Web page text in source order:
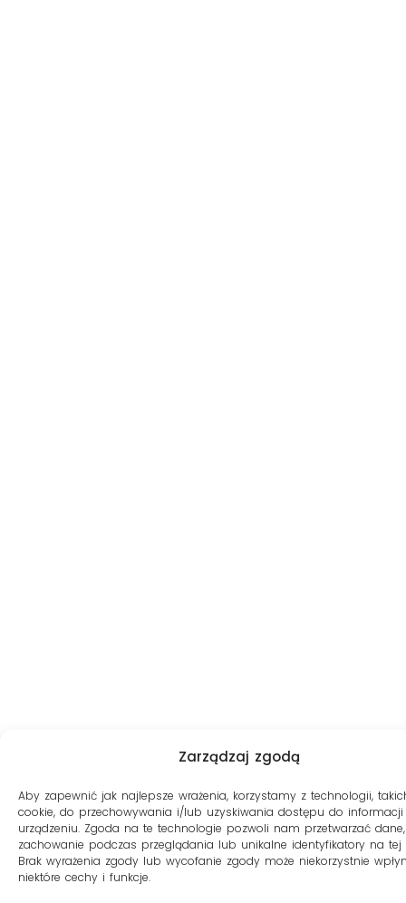
Zarządzaj zgodą
Aby zapewnić jak najlepsze wrażenia, korzystamy z technologii,
cookie, do przechowywania i/lub uzyskiwania dostępu do
urządzeniu. Zgoda na te technologie pozwoli nam przetwarzać
zachowanie podczas przeglądania lub unikalne identyfikatory na tej
Brak wyrażenia zgody lub wycofanie zgody może niekorzystnie
niektóre cechy i funkcje.